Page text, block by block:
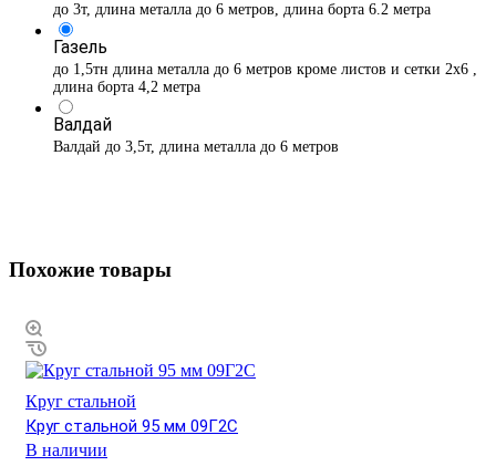
до 3т, длина металла до 6 метров, длина борта 6.2 метра
Газель
до 1,5тн длина металла до 6 метров кроме листов и сетки 2х6 ,
длина борта 4,2 метра
Валдай
Валдай до 3,5т, длина металла до 6 метров
Похожие товары
Круг стальной
Круг стальной 95 мм 09Г2С
В наличии